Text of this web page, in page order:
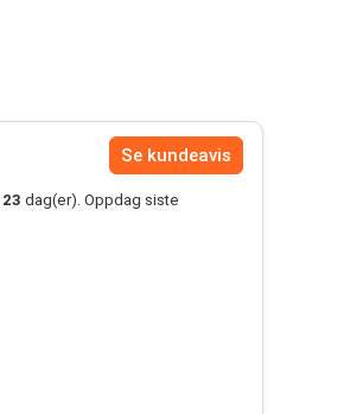
Se kundeavis
23 dag(er). Oppdag siste